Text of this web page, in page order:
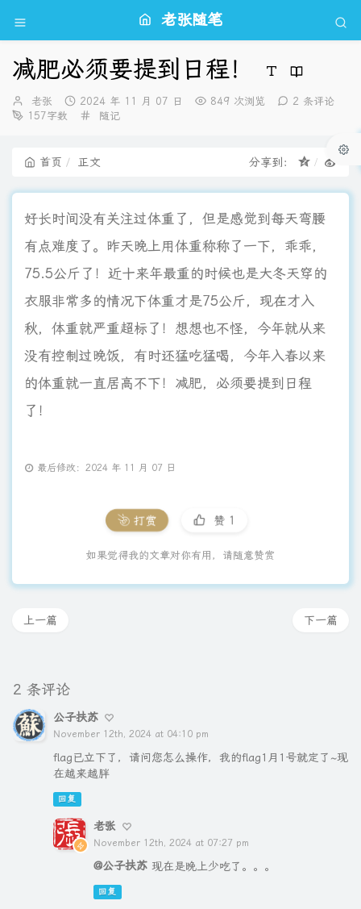
老张随笔
减肥必须要提到日程！
博
主：
老张
发
布
2024 年 11 月 07 日 849 次浏览
2 条评论
157字数
分
随记
首页 正文 分享到：
好长时间没有关注过体重了，但是感觉到每天弯腰
有点难度了。昨天晚上用体重称称了一下，乖乖，
75.5公斤了！近十来年最重的时候也是大冬天穿的
衣服非常多的情况下体重才是75公斤，现在才入
秋，体重就严重超标了！想想也不怪，今年就从来
没有控制过晚饭，有时还猛吃猛喝，今年入春以来
的体重就一直居高不下！减肥，必须要提到日程
了！
最后修改：2024 年 11 月 07 日
打赏 赞 1
如果觉得我的文章对你有用，请随意赞赏
下一篇
上一篇
2 条评论
公子扶苏
November 12th, 2024 at 04:10 pm
flag已立下了，请问您怎么操作，我的flag1月1号就定了~现
在越来越胖
回复
老张
November 12th, 2024 at 07:27 pm
@公子扶苏 现在是晚上少吃了。。。
回复